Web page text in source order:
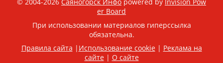
er Board
При использовании материалов гиперссылка
обязательна.
Правила сайта | Использование cookie| Реклама на
сайте| О сайте